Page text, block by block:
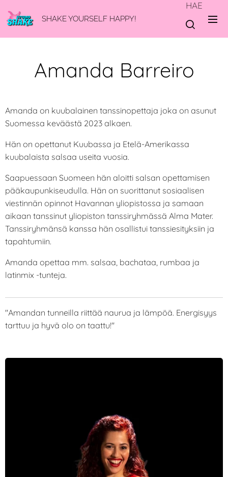
SHAKE YOURSELF HAPPY!
HAE
Amanda Barreiro
Amanda on kuubalainen tanssinopettaja joka on asunut
Suomessa keväästä 2023 alkaen.
Hän on opettanut Kuubassa ja Etelä-Amerikassa
kuubalaista salsaa useita vuosia.
Saapuessaan Suomeen hän aloitti salsan opettamisen
pääkaupunkiseudulla. Hän on suorittanut sosiaalisen
viestinnän opinnot Havannan yliopistossa ja samaan
aikaan tanssinut yliopiston tanssiryhmässä Alma Mater.
Tanssiryhmänsä kanssa hän osallistui tanssiesityksiin ja
tapahtumiin.
Amanda opettaa mm. salsaa, bachataa, rumbaa ja
latinmix -tunteja.
"Amandan tunneilla riittää naurua ja lämpöä. Energisyys
tarttuu ja hyvä olo on taattu!"